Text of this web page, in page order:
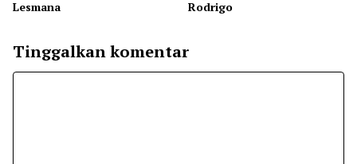
Lesmana
Rodrigo
Tinggalkan komentar
Komentar